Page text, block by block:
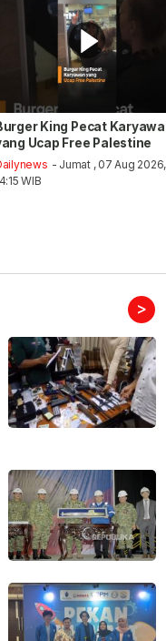
King Pecat
Ucap Free Palestine
- Jumat , 07 Aug 2026,
WIB
>